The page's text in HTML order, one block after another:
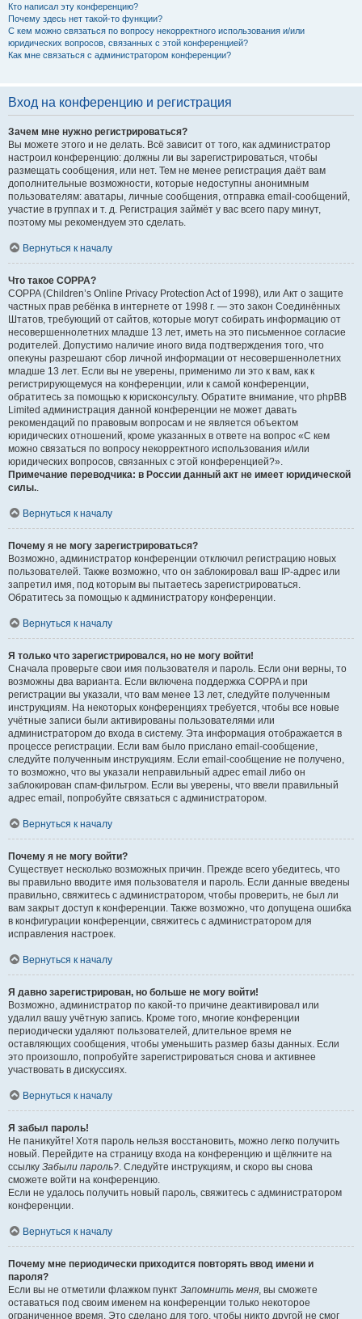
Кто написал эту конференцию?
Почему здесь нет такой-то функции?
С кем можно связаться по вопросу некорректного использования и/или
юридических вопросов, связанных с этой конференцией?
Как мне связаться с администратором конференции?
Вход на конференцию и регистрация
Зачем мне нужно регистрироваться?
Вы можете этого и не делать. Всё зависит от того, как администратор
настроил конференцию: должны ли вы зарегистрироваться, чтобы
размещать сообщения, или нет. Тем не менее регистрация даёт вам
дополнительные возможности, которые недоступны анонимным
пользователям: аватары, личные сообщения, отправка email-сообщений,
участие в группах и т. д. Регистрация займёт у вас всего пару минут,
поэтому мы рекомендуем это сделать.
Вернуться к началу
Что такое COPPA?
COPPA (Children’s Online Privacy Protection Act of 1998), или Акт о защите
частных прав ребёнка в интернете от 1998 г. — это закон Соединённых
Штатов, требующий от сайтов, которые могут собирать информацию от
несовершеннолетних младше 13 лет, иметь на это письменное согласие
родителей. Допустимо наличие иного вида подтверждения того, что
опекуны разрешают сбор личной информации от несовершеннолетних
младше 13 лет. Если вы не уверены, применимо ли это к вам, как к
регистрирующемуся на конференции, или к самой конференции,
обратитесь за помощью к юрисконсульту. Обратите внимание, что phpBB
Limited администрация данной конференции не может давать
рекомендаций по правовым вопросам и не является объектом
юридических отношений, кроме указанных в ответе на вопрос «С кем
можно связаться по вопросу некорректного использования и/или
юридических вопросов, связанных с этой конференцией?».
Примечание переводчика: в России данный акт не имеет юридической
силы..
Вернуться к началу
Почему я не могу зарегистрироваться?
Возможно, администратор конференции отключил регистрацию новых
пользователей. Также возможно, что он заблокировал ваш IP-адрес или
запретил имя, под которым вы пытаетесь зарегистрироваться.
Обратитесь за помощью к администратору конференции.
Вернуться к началу
Я только что зарегистрировался, но не могу войти!
Сначала проверьте свои имя пользователя и пароль. Если они верны, то
возможны два варианта. Если включена поддержка COPPA и при
регистрации вы указали, что вам менее 13 лет, следуйте полученным
инструкциям. На некоторых конференциях требуется, чтобы все новые
учётные записи были активированы пользователями или
администратором до входа в систему. Эта информация отображается в
процессе регистрации. Если вам было прислано email-сообщение,
следуйте полученным инструкциям. Если email-сообщение не получено,
то возможно, что вы указали неправильный адрес email либо он
заблокирован спам-фильтром. Если вы уверены, что ввели правильный
адрес email, попробуйте связаться с администратором.
Вернуться к началу
Почему я не могу войти?
Существует несколько возможных причин. Прежде всего убедитесь, что
вы правильно вводите имя пользователя и пароль. Если данные введены
правильно, свяжитесь с администратором, чтобы проверить, не был ли
вам закрыт доступ к конференции. Также возможно, что допущена ошибка
в конфигурации конференции, свяжитесь с администратором для
исправления настроек.
Вернуться к началу
Я давно зарегистрирован, но больше не могу войти!
Возможно, администратор по какой-то причине деактивировал или
удалил вашу учётную запись. Кроме того, многие конференции
периодически удаляют пользователей, длительное время не
оставляющих сообщения, чтобы уменьшить размер базы данных. Если
это произошло, попробуйте зарегистрироваться снова и активнее
участвовать в дискуссиях.
Вернуться к началу
Я забыл пароль!
Не паникуйте! Хотя пароль нельзя восстановить, можно легко получить
новый. Перейдите на страницу входа на конференцию и щёлкните на
ссылку Забыли пароль?. Следуйте инструкциям, и скоро вы снова
сможете войти на конференцию.
Если не удалось получить новый пароль, свяжитесь с администратором
конференции.
Вернуться к началу
Почему мне периодически приходится повторять ввод имени и
пароля?
Если вы не отметили флажком пункт Запомнить меня, вы сможете
оставаться под своим именем на конференции только некоторое
ограниченное время. Это сделано для того, чтобы никто другой не смог